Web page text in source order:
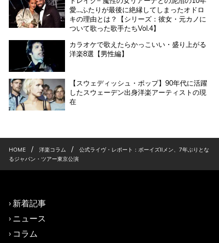
愛…ふたりが最後に絶縁してしまったオドロ
キの理由とは？【シリーズ：彼女・元カノに
ついて歌った歌手たちVol.4】
カラオケで歌えたらかっこいい・盛り上がる
洋楽8選【男性編】
【スウェディッシュ・ポップ】90年代に活躍
したスウェーデン出身洋楽アーティストの現
在
HOME / 洋楽コラム /
公式ライヴ・レポート：ボーイズIIメン、7年ぶりとな
るジャパン・ツアー東京公演
新着記事
ニュース
コラム